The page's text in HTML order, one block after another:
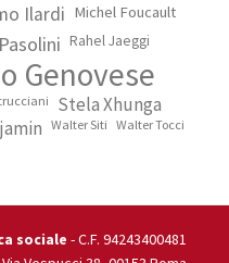
Ilardi Michel Foucault
Rahel Jaeggi
Genovese
Stela Xhunga
Walter Siti Walter Tocci
sociale - C.F. 94243400481